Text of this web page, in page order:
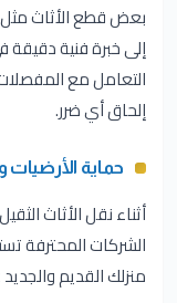
بعض قطع الأثاث مثل
إلى خبرة فنية
التعامل مع
إلحاق أي ضرر.
حماية الأرضيات
أثناء نقل الأثاث
الشركات المحترفة
منزلك القديم